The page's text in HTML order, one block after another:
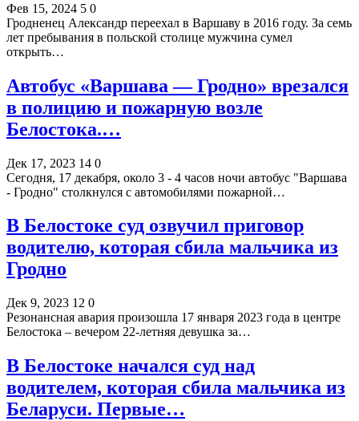
Фев 15, 2024 5 0
Гродненец Александр переехал в Варшаву в 2016 году. За семь
лет пребывания в польской столице мужчина сумел
открыть…
Автобус «Варшава — Гродно» врезался
в полицию и пожарную возле
Белостока.…
Дек 17, 2023 14 0
Сегодня, 17 декабря, около 3 - 4 часов ночи автобус "Варшава
- Гродно" столкнулся с автомобилями пожарной…
В Белостоке суд озвучил приговор
водителю, которая сбила мальчика из
Гродно
Дек 9, 2023 12 0
Резонансная авария произошла 17 января 2023 года в центре
Белостока – вечером 22-летняя девушка за…
В Белостоке начался суд над
водителем, которая сбила мальчика из
Беларуси. Первые…